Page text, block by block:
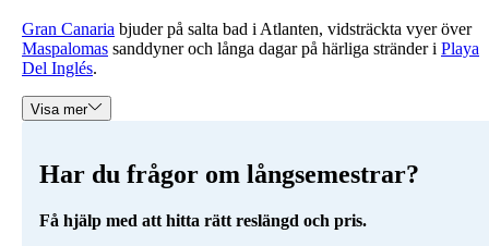
Gran Canaria bjuder på salta bad i Atlanten, vidsträckta vyer över
Maspalomas sanddyner och långa dagar på härliga stränder i Playa
Del Inglés.
Visa mer
Har du frågor om långsemestrar?
Få hjälp med att hitta rätt reslängd och pris.